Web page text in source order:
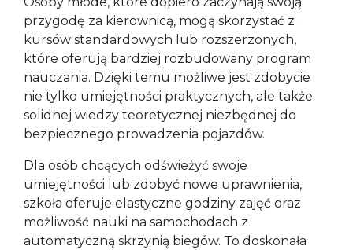
przygodę za kierownicą, mogą skorzystać z
kursów standardowych lub rozszerzonych,
które oferują bardziej rozbudowany program
nauczania. Dzięki temu możliwe jest zdobycie
nie tylko umiejętności praktycznych, ale także
solidnej wiedzy teoretycznej niezbędnej do
bezpiecznego prowadzenia pojazdów.
Dla osób chcących odświeżyć swoje
umiejętności lub zdobyć nowe uprawnienia,
szkoła oferuje elastyczne godziny zajęć oraz
możliwość nauki na samochodach z
automatyczną skrzynią biegów. To doskonała